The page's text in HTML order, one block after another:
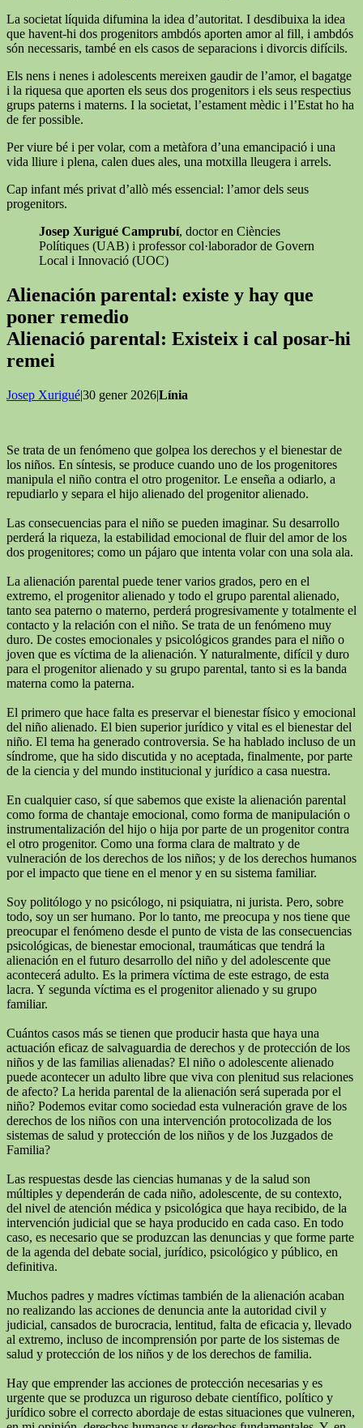
La societat líquida difumina la idea d’autoritat. I desdibuixa la idea
que havent-hi dos progenitors ambdós aporten amor al fill, i ambdós
són necessaris, també en els casos de separacions i divorcis difícils.
Els nens i nenes i adolescents mereixen gaudir de l’amor, el bagatge
i la riquesa que aporten els seus dos progenitors i els seus respectius
grups paterns i materns. I la societat, l’estament mèdic i l’Estat ho ha
de fer possible.
Per viure bé i per volar, com a metàfora d’una emancipació i una
vida lliure i plena, calen dues ales, una motxilla lleugera i arrels.
Cap infant més privat d’allò més essencial: l’amor dels seus
progenitors.
Josep Xurigué Camprubí, doctor en Ciències
Polítiques (UAB) i professor col·laborador de Govern
Local i Innovació (UOC)
Alienación parental: existe y hay que
poner remedio
Alienació parental: Existeix i cal posar-hi
remei
Josep Xurigué|30 gener 2026|Línia
Se trata de un fenómeno que golpea los derechos y el bienestar de
los niños. En síntesis, se produce cuando uno de los progenitores
manipula el niño contra el otro progenitor. Le enseña a odiarlo, a
repudiarlo y separa el hijo alienado del progenitor alienado.
Las consecuencias para el niño se pueden imaginar. Su desarrollo
perderá la riqueza, la estabilidad emocional de fluir del amor de los
dos progenitores; como un pájaro que intenta volar con una sola ala.
La alienación parental puede tener varios grados, pero en el
extremo, el progenitor alienado y todo el grupo parental alienado,
tanto sea paterno o materno, perderá progresivamente y totalmente el
contacto y la relación con el niño. Se trata de un fenómeno muy
duro. De costes emocionales y psicológicos grandes para el niño o
joven que es víctima de la alienación. Y naturalmente, difícil y duro
para el progenitor alienado y su grupo parental, tanto si es la banda
materna como la paterna.
El primero que hace falta es preservar el bienestar físico y emocional
del niño alienado. El bien superior jurídico y vital es el bienestar del
niño. El tema ha generado controversia. Se ha hablado incluso de un
síndrome, que ha sido discutida y no aceptada, finalmente, por parte
de la ciencia y del mundo institucional y jurídico a casa nuestra.
En cualquier caso, sí que sabemos que existe la alienación parental
como forma de chantaje emocional, como forma de manipulación o
instrumentalización del hijo o hija por parte de un progenitor contra
el otro progenitor. Como una forma clara de maltrato y de
vulneración de los derechos de los niños; y de los derechos humanos
por el impacto que tiene en el menor y en su sistema familiar.
Soy politólogo y no psicólogo, ni psiquiatra, ni jurista. Pero, sobre
todo, soy un ser humano. Por lo tanto, me preocupa y nos tiene que
preocupar el fenómeno desde el punto de vista de las consecuencias
psicológicas, de bienestar emocional, traumáticas que tendrá la
alienación en el futuro desarrollo del niño y del adolescente que
acontecerá adulto. Es la primera víctima de este estrago, de esta
lacra. Y segunda víctima es el progenitor alienado y su grupo
familiar.
Cuántos casos más se tienen que producir hasta que haya una
actuación eficaz de salvaguardia de derechos y de protección de los
niños y de las familias alienadas? El niño o adolescente alienado
puede acontecer un adulto libre que viva con plenitud sus relaciones
de afecto? La herida parental de la alienación será superada por el
niño? Podemos evitar como sociedad esta vulneración grave de los
derechos de los niños con una intervención protocolizada de los
sistemas de salud y protección de los niños y de los Juzgados de
Familia?
Las respuestas desde las ciencias humanas y de la salud son
múltiples y dependerán de cada niño, adolescente, de su contexto,
del nivel de atención médica y psicológica que haya recibido, de la
intervención judicial que se haya producido en cada caso. En todo
caso, es necesario que se produzcan las denuncias y que forme parte
de la agenda del debate social, jurídico, psicológico y público, en
definitiva.
Muchos padres y madres víctimas también de la alienación acaban
no realizando las acciones de denuncia ante la autoridad civil y
judicial, cansados de burocracia, lentitud, falta de eficacia y, llevado
al extremo, incluso de incomprensión por parte de los sistemas de
salud y protección de los niños y de los derechos de familia.
Hay que emprender las acciones de protección necesarias y es
urgente que se produzca un riguroso debate científico, político y
jurídico sobre el correcto abordaje de estas situaciones que vulneren,